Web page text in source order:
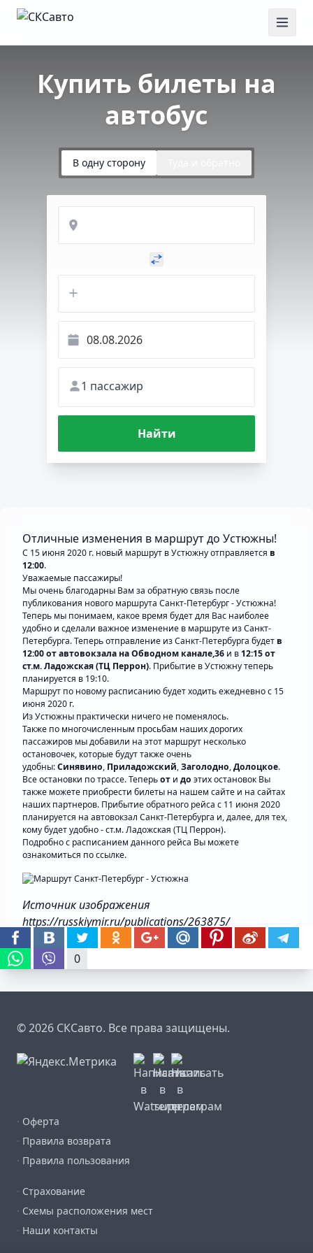
Купить билеты на
автобус
В одну сторону
1 пассажир
Найти
Отличные изменения в маршрут до Устюжны!
С 15 июня 2020 г. новый маршрут в Устюжну отправляется в
12:00.
Уважаемые пассажиры!
Мы очень благодарны Вам за обратную связь после
публикования нового маршрута Санкт-Петербург - Устюжна!
Теперь мы понимаем, какое время будет для Вас наиболее
удобно и сделали важное изменение в маршруте из Санкт-
Петербурга. Теперь отправление из Санкт-Петербурга будет в
12:00 от автовокзала на Обводном канале,36 и в 12:15 от
ст.м. Ладожская (ТЦ Перрон). Прибытие в Устюжну теперь
планируется в 19:10.
Маршрут по новому расписанию будет ходить ежедневно с 15
июня 2020 г.
Из Устюжны практически ничего не поменялось.
Также по многочисленным просьбам наших дорогих
пассажиров мы добавили на этот маршрут несколько
остановочек, которые будут также очень
удобны:Синявино, Приладожский,Заголодно,Долоцкое.
Все остановки по трассе. Теперьот и до этих остановок Вы
также можете приобрести билеты на нашем сайте и на сайтах
наших партнеров. Прибытие обратного рейса с 11 июня 2020
планируется на автовокзал Санкт-Петербурга и, далее, для тех,
кому будет удобно - ст.м. Ладожская (ТЦ Перрон).
Подробно с расписанием данного рейса Вы можете
ознакомиться поссылке.
Источник изображения
https://russkiymir.ru/publications/263875/
Желаем Вам хороших поездок с СКСавто
0
© 2026 СКСавто. Все права защищены.
· Оферта
· Правила возврата
· Правила пользования
· Страхование
· Схемы расположения мест
· Наши контакты